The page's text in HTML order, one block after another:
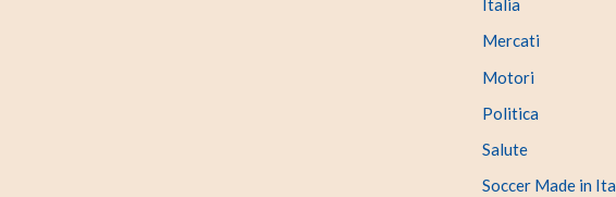
Italia
Mercati
Motori
Politica
Salute
Soccer Made in